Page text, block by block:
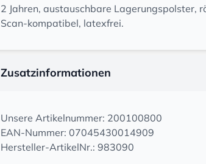
2 Jahren, austauschbare Lagerungspolster,
Scan-kompatibel, latexfrei.
Zusatzinformationen
Unsere Artikelnummer: 200100800
EAN-Nummer: 07045430014909
Hersteller-ArtikelNr.: 983090